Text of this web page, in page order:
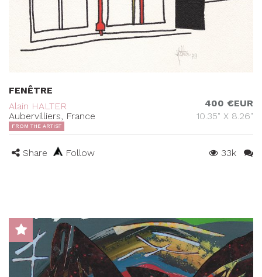
FENÊTRE
Alain HALTER
Aubervilliers, France
400 €EUR
10.35" X 8.26"
FROM THE ARTIST
Share Follow 33k